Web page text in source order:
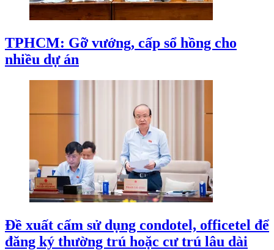
TPHCM: Gỡ vướng, cấp sổ hồng cho
nhiều dự án
Đề xuất cấm sử dụng condotel, officetel để
đăng ký thường trú hoặc cư trú lâu dài